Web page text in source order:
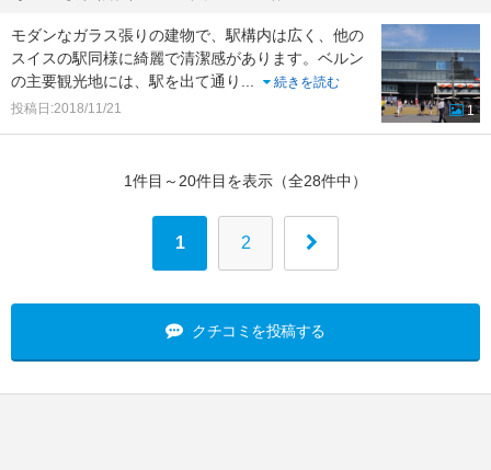
モダンなガラス張りの建物で、駅構内は広く、他の
スイスの駅同様に綺麗で清潔感があります。ベルン
の主要観光地には、駅を出て通り
続きを読む
投稿日:2018/11/21
1
1件目～20件目を表示（全28件中）
1 2
クチコミを投稿する